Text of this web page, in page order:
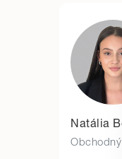
Natália
Obchodný